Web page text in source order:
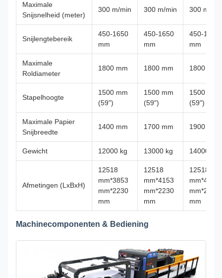
Maximale
Snijsnelheid (meter)
300 m/min 300 m/min 300 m/min
Snijlengtebereik
450-1650
mm
450-1650
mm
450-1650
mm
Maximale
Roldiameter
1800 mm 1800 mm 1800 mm
Stapelhoogte
1500 mm
(59")
1500 mm
(59")
1500 mm
(59")
Maximale Papier
Snijbreedte
1400 mm 1700 mm 1900 mm
Gewicht 12000 kg 13000 kg 14000 kg
Afmetingen (LxBxH)
12518
mm*3853
mm*2230
mm
12518
mm*4153
mm*2230
mm
12518
mm*4353
mm*2230
mm
Machinecomponenten & Bediening